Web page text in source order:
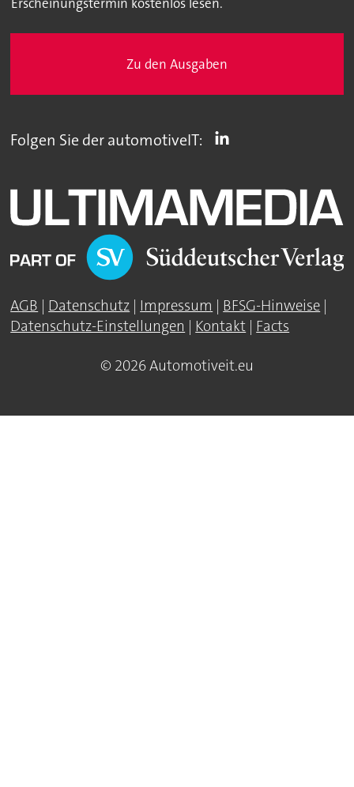
Zu den Ausgaben
Folgen Sie der automotiveIT:
AGB | Datenschutz | Impressum | BFSG-Hinweise |
Datenschutz-Einstellungen | Kontakt | Facts
© 2026 Automotiveit.eu